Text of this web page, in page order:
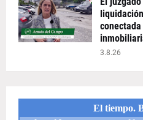
3.8.26